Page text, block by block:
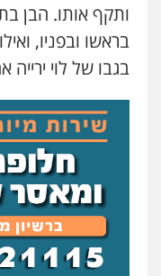
ותקף אותו. הבן
בראשו ובפניו,
בגבו של לוי